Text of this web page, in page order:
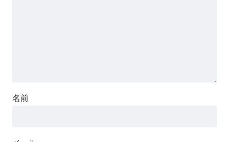
名前